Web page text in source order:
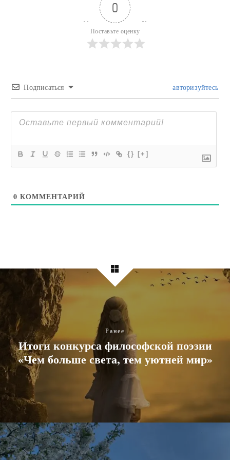
0
Поставьте оценку
Подписаться авторизуйтесь
{} [+]
0 КОММЕНТАРИЙ
Ранее
Итоги конкурса философской поэзии
«Чем больше света, тем уютней мир»